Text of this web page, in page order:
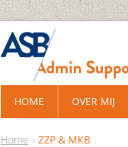
Home ZZP & MKB
HOME OVER MIJ